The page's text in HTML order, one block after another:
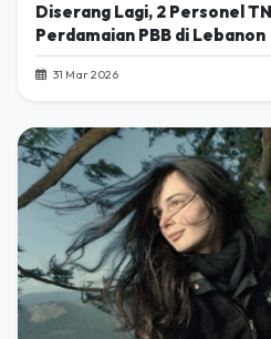
Diserang Lagi, 2 Personel
Perdamaian PBB di Lebanon
31 Mar 2026